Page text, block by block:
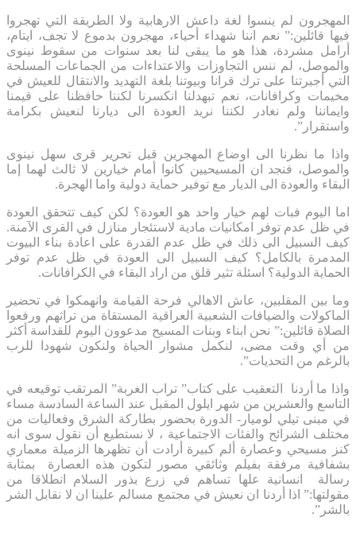
المهجرون لم ينسوا لغة داعش الارهابية ولا الطريقة التي تهجروا
فيها قائلين:” نعم اننا شهداء أحياء، مهجرون بدموع لا تجف، ايتام،
أرامل مشردة، هذا هو ما يبقى لنا بعد سنوات من سقوط نينوى
والموصل، لم ننس التجاوزات والاعتداءات من الجماعات المسلحة
التي أجبرتنا على ترك قرانا وبيوتنا بلغة التهديد والانتقال للعيش في
مخيمات وكرافانات، نعم تبهدلنا انكسرنا لكننا حافظنا على قيمنا
وايماننا ولم نغادر لكننا نريد العودة الى ديارنا لنعيش بكرامة
واستقرار”.
واذا ما نظرنا الى اوضاع المهجرين قبل تحرير قرى سهل نينوى
والموصل، فنجد ان المسيحيين كانوا أمام خيارين لا ثالث لهما إما
البقاء والعودة الى الديار مع توفير حماية دولية واما الهجرة.
اما اليوم فبات لهم خيار واحد هو العودة؟ لكن كيف تتحقق العودة
في ظل عدم توفر امكانيات مادية لاستئجار منازل في القرى الآمنة.
كيف السبيل الى ذلك في ظل عدم القدرة على اعادة بناء البيوت
المدمرة بالكامل؟ كيف السبيل الى العودة في ظل عدم توفر
الحماية الدولية؟ اسئلة تثير قلق من اراد البقاء في الكرافانات.
وما بين المقلبين، عاش الاهالي فرحة القيامة وانهمكوا في تحضير
الماكولات والضيافات الشعبية العراقية المستقاة من تراثهم ورفعوا
الصلاة قائلين:” نحن ابناء وبنات المسيح مدعوون اليوم للقداسة أكثر
من أي وقت مضى، لنكمل مشوار الحياة ولنكون شهودا للرب
بالرغم من التحديات”.
واذا ما أردنا التعقيب على كتاب” تراب الغربة” المرتقب توقيعه في
التاسع والعشرين من شهر ايلول المقبل عند الساعة السادسة مساء
في مبنى تيلي لوميار- الدورة بحضور بطاركة الشرق وفعاليات من
مختلف الشرائح والفئات الاجتماعية ، لا نستطيع أن نقول سوى انه
كنز مسيحي وعصارة ألم كبيرة أرادت أن تظهرها الزميلة معماري
بشفافية مرفقة بفيلم وثائقي مصور لتكون هذه العصارة بمثابة
رسالة انسانية علها تساهم في زرع بذور السلام انطلاقا من
مقولتها:” اذا أردنا ان نعيش في مجتمع مسالم علينا ان لا نقابل الشر
بالشر”.